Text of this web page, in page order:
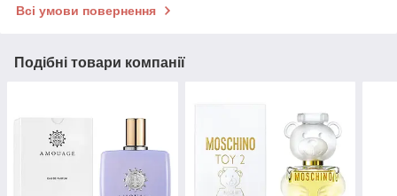
Всі умови повернення
Подібні товари компанії